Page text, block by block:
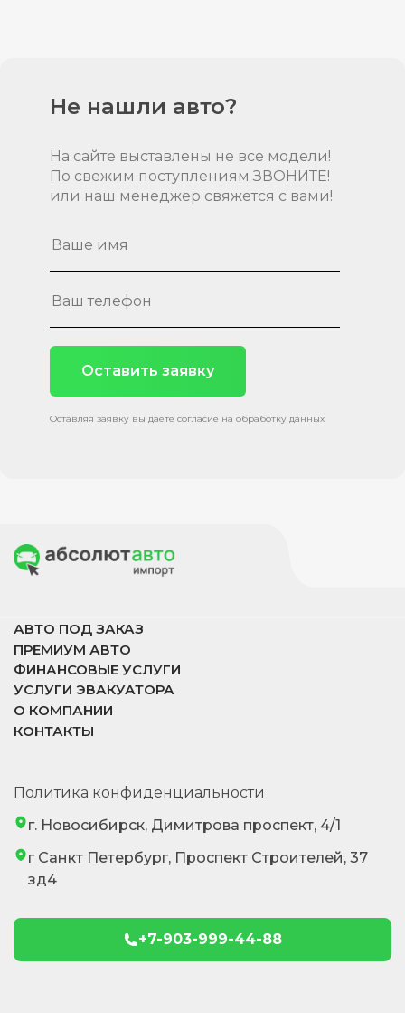
Не нашли авто?
На сайте выставлены не все модели!
По свежим поступлениям ЗВОНИТЕ!
или наш менеджер свяжется с вами!
Оставить заявку
Оставляя заявку вы даете согласие на обработку данных
АВТО ПОД ЗАКАЗ
ПРЕМИУМ АВТО
ФИНАНСОВЫЕ УСЛУГИ
УСЛУГИ ЭВАКУАТОРА
О КОМПАНИИ
КОНТАКТЫ
Политика конфиденциальности
г. Новосибирск, Димитрова проспект, 4/1
г Санкт Петербург, Проспект Строителей, 37
зд4
+7-903-999-44-88